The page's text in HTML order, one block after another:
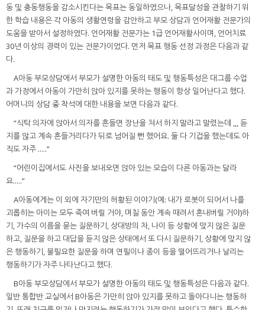
동 및 충동행동을 감소시킨다는 목표는 동일하였으나, 목표달성을 관찰하기 위
한 학습 내용은 각 아동의 생활연령을 감안하고 부모 상담과 언어재활 전문가의
도움을 받아서 설정하였다. 언어재활 전문가는 1급 언어재활사이며, 언어치료
30년 이상의 경력이 있는 전문가이었다. 먼저 목표 행동 선정 과정은 다음과 같
다.
A아동 부모상담에서 부모가 설명한 아동의 태도 및 행동특성은 대그룹 수업
과 가정에서 아동이 가만히 앉아 있지를 못하는 행동이 항상 일어난다고 했다.
어머니의 상담 중 착석에 대한 내용을 보면 다음과 같다.
“식탁 의자에 앉아서 의자를 흔들면 장난을 쳐서 하지 말라고 말렸는데 ,,, 듣
지를 않고 계속 흔들거리다가 뒤로 넘어질 뻔 했어요. 둘 다 기겁을 했는데도 아
직도 자주 .....”
“어린이집에서도 사진을 보내오면 앉아 있는 모습이 다른 아동과는 달라
요.....”
A아동에게는 이 외에 자기만의 허황된 이야기(예: 내가 로봇이 되어서 나를
괴롭히는 아이는 모두 죽여 버릴 거야, 며칠 동안 계속 때려서 혼내버릴 거야)하
기, 가수의 이름을 묻는 질문하기, 상대방의 차, 나이 등 상황에 맞지 않은 질문
하고, 질문을 하고 대답을 듣지 않은 상태에서 또 다시 질문하기, 상황에 맞지 않
은 행동하기, 불필요한 질문을 하며 연필이나 종이 등을 떨어뜨리거나 날리는
행동하기가 자주 나타난다고 했다.
B아동 부모상담에서 부모가 설명한 아동의 태도 및 행동특성은 다음과 같다.
일반 통합반 교실에서 B아동은 가만히 앉아 있지를 못하고 돌아다니는 행동하